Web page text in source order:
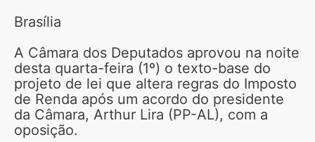
Brasília
A Câmara dos Deputados aprovou na noite
desta quarta-feira (1º) o texto-base do
projeto de lei que altera regras do Imposto
de Renda após um acordo do presidente
da Câmara, Arthur Lira (PP-AL), com a
oposição.